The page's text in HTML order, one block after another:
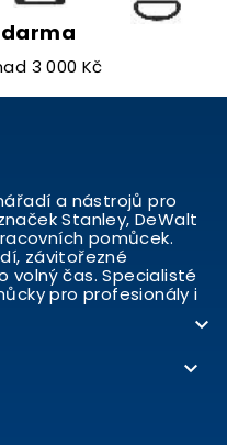
3 000 Kč
a nástrojů pro
Stanley, DeWalt
pomůcek.
závitořezné
volný čas. Specialisté
pro profesionály i

